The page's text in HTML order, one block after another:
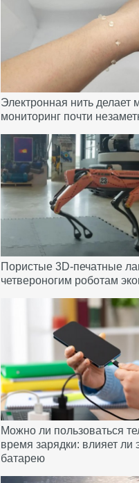
Электронная нить делает
мониторинг почти
Пористые 3D-печатные
четвероногим роботам
Можно ли пользоваться
время зарядки: влияет ли
батарею